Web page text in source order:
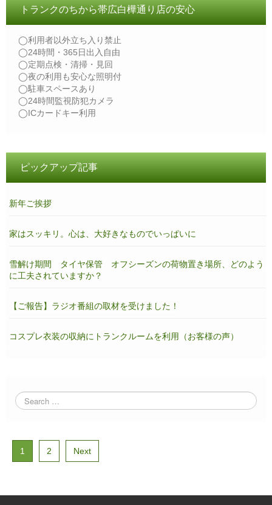
トランクのちから帯広白樺通り店の安心
◯利用者以外立ち入り禁止
◯24時間・365日出入自由
◯定期点検・清掃・見回
◯夜の利用も安心な照明付
◯駐車スペースあり
◯24時間監視防犯カメラ
◯ICカードキー利用
ピックアップ記事
新年ご挨拶
家はスッキリ。心は、大好きなものでいっぱいに
雪解け期間 タイヤ保管 オフシーズンの荷物置き場所、どのよう
に工夫されていますか？
【ご報告】ラジオ番組の取材を受けました！
コスプレ衣装の収納にトランクルームを利用（お客様の声）
1 2 Next